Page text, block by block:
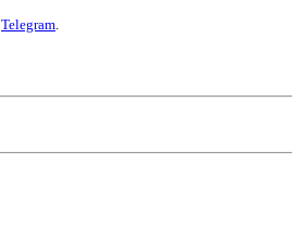
Telegram.